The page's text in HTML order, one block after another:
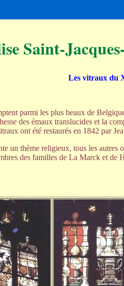
Saint-
Les vitraux du
parmi les plus beaux de
des émaux translucides et la
ont été restaurés en 1842 par
un thème religieux, tous les autres
des familles de La Marck et